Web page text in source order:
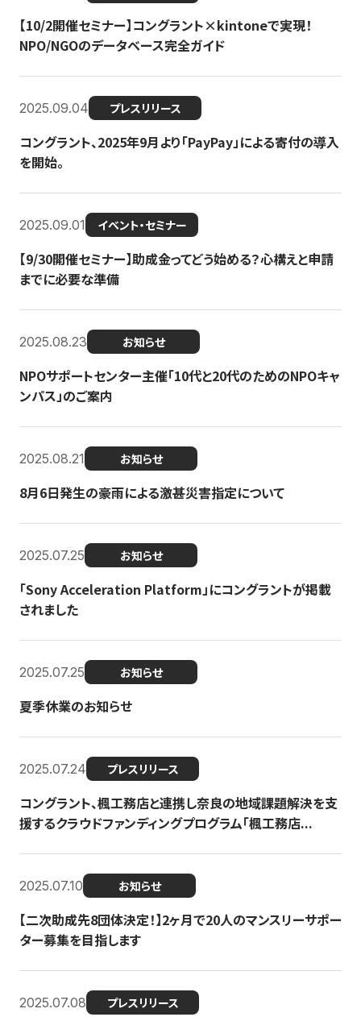
【10/2開催セミナー】コングラント×kintoneで実現！
NPO/NGOのデータベース完全ガイド
2025.09.04 プレスリリース
コングラント、2025年9月より「PayPay」による寄付の導入
を開始。
2025.09.01 イベント・セミナー
【9/30開催セミナー】助成金ってどう始める？心構えと申請
までに必要な準備
2025.08.23 お知らせ
NPOサポートセンター主催「10代と20代のためのNPOキャ
ンパス」のご案内
2025.08.21 お知らせ
8月6日発生の豪雨による激甚災害指定について
2025.07.25 お知らせ
「Sony Acceleration Platform」にコングラントが掲載
されました
2025.07.25 お知らせ
夏季休業のお知らせ
2025.07.24 プレスリリース
コングラント、楓工務店と連携し奈良の地域課題解決を支
援するクラウドファンディングプログラム「楓工務店...
2025.07.10 お知らせ
【二次助成先8団体決定！】2ヶ月で20人のマンスリーサポー
ター募集を目指します
2025.07.08 プレスリリース